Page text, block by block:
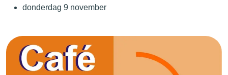
donderdag 9 november